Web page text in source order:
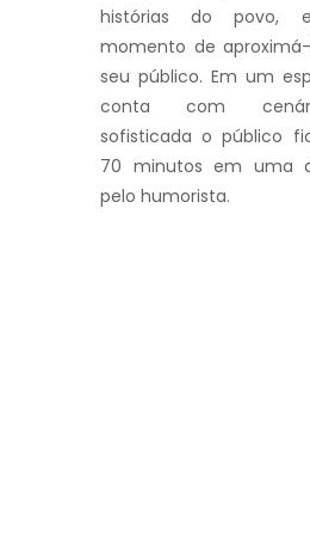
histórias do povo,
momento de
seu público. Em um
conta com
sofisticada o público
70 minutos em uma
pelo humorista.